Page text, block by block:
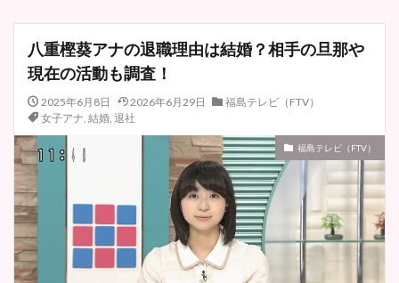
八重樫葵アナの退職理由は結婚？相手の旦那や
現在の活動も調査！
2025年6月8日 2026年6月29日
福島テレビ（FTV）
女子アナ, 結婚, 退社
福島テレビ（FTV）